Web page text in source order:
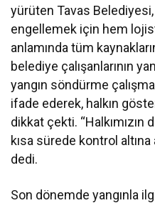
yürüten Tavas
engellemek için hem
anlamında tüm
belediye çalışanlarının
yangın söndürme
ifade ederek, halkın
dikkat çekti. “Halkımızın
kısa sürede kontrol altına
dedi.
Son dönemde yangınla